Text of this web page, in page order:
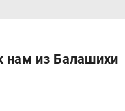
нам из Балашихи